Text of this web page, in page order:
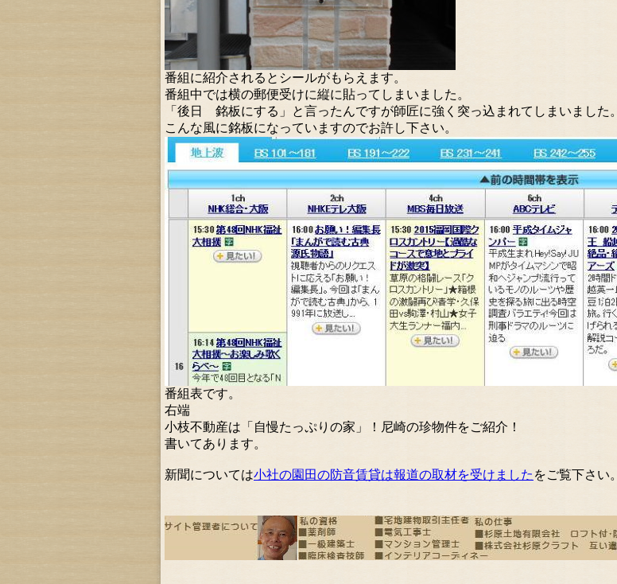
番組に紹介されるとシールがもらえます。
番組中では横の郵便受けに縦に貼ってしまいました。
「後日 銘板にする」と言ったんですが師匠に強く突っ込まれてしまいました。
こんな風に銘板になっていますのでお許し下さい。
番組表です。
右端
小枝不動産は「自慢たっぷりの家」！尼崎の珍物件をご紹介！
書いてあります。
新聞については小社の園田の防音賃貸は報道の取材を受けました をご覧下さい。